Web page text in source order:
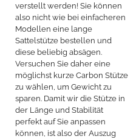
verstellt werden! Sie können
also nicht wie bei einfacheren
Modellen eine lange
Sattelstütze bestellen und
diese beliebig absägen.
Versuchen Sie daher eine
möglichst kurze Carbon Stütze
zu wählen, um Gewicht zu
sparen. Damit wir die Stütze in
der Länge und Stabilität
perfekt auf Sie anpassen
können, ist also der Auszug